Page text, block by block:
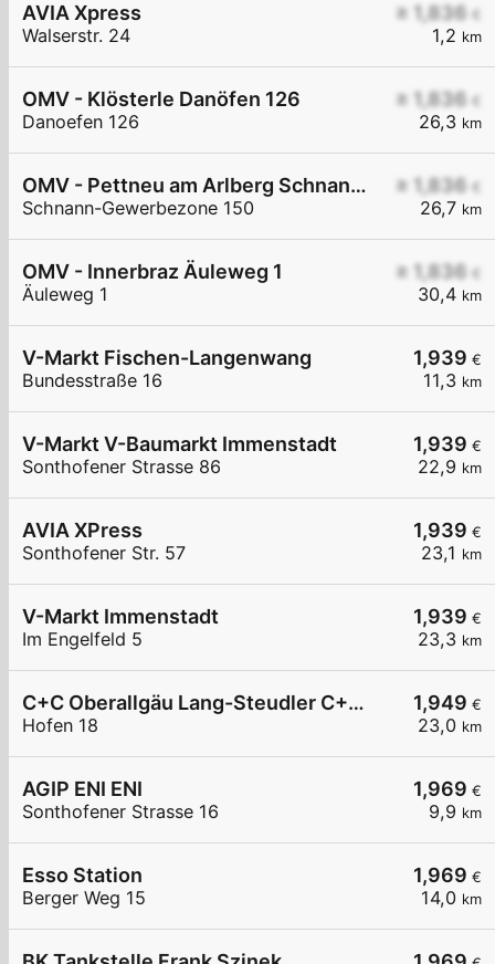
≥ 1,836 €
1,2 km
AVIA Xpress
Walserstr. 24
≥ 1,836 €
26,3 km
OMV - Klösterle Danöfen 126
Danoefen 126
≥ 1,836 €
26,7 km
OMV - Pettneu am Arlberg Schnann-Gewerbezone 150
Schnann-Gewerbezone 150
≥ 1,836 €
30,4 km
OMV - Innerbraz Äuleweg 1
Äuleweg 1
1,939 €
11,3 km
V-Markt Fischen-Langenwang
Bundesstraße 16
1,939 €
22,9 km
V-Markt V-Baumarkt Immenstadt
Sonthofener Strasse 86
1,939 €
23,1 km
AVIA XPress
Sonthofener Str. 57
1,939 €
23,3 km
V-Markt Immenstadt
Im Engelfeld 5
1,949 €
23,0 km
C+C Oberallgäu Lang-Steudler C+C Oberallgäu Blaichach
Hofen 18
1,969 €
9,9 km
AGIP ENI ENI
Sonthofener Strasse 16
1,969 €
14,0 km
Esso Station
Berger Weg 15